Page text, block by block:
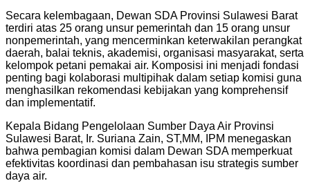
Secara kelembagaan, Dewan SDA Provinsi Sulawesi Barat
terdiri atas 25 orang unsur pemerintah dan 15 orang unsur
nonpemerintah, yang mencerminkan keterwakilan perangkat
daerah, balai teknis, akademisi, organisasi masyarakat, serta
kelompok petani pemakai air. Komposisi ini menjadi fondasi
penting bagi kolaborasi multipihak dalam setiap komisi guna
menghasilkan rekomendasi kebijakan yang komprehensif
dan implementatif.
Kepala Bidang Pengelolaan Sumber Daya Air Provinsi
Sulawesi Barat, Ir. Suriana Zain, ST,MM, IPM menegaskan
bahwa pembagian komisi dalam Dewan SDA memperkuat
efektivitas koordinasi dan pembahasan isu strategis sumber
daya air.